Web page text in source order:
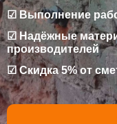
☑ Выполнение
☑ Надёжные
производителей
☑ Скидка 5% от